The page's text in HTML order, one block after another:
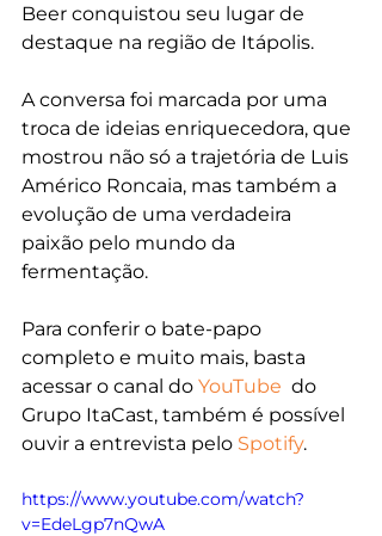
Beer conquistou seu lugar de
destaque na região de Itápolis.
A conversa foi marcada por uma
troca de ideias enriquecedora, que
mostrou não só a trajetória de Luis
Américo Roncaia, mas também a
evolução de uma verdadeira
paixão pelo mundo da
fermentação.
Para conferir o bate-papo
completo e muito mais, basta
acessar o canal do YouTube
  do
Grupo ItaCast, também é possível
ouvir a entrevista pelo Spotify.
https://www.youtube.com/watch?
v=EdeLgp7nQwA